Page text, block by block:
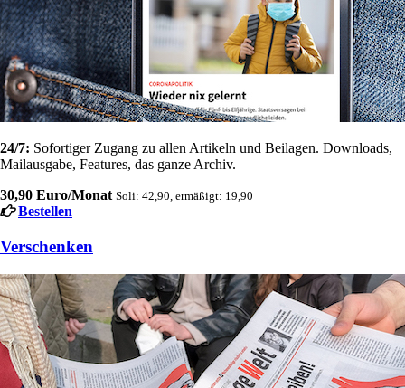
24/7: Sofortiger Zugang zu allen Artikeln und Beilagen. Downloads,
Mailausgabe, Features, das ganze Archiv.
30,90 Euro/Monat Soli: 42,90, ermäßigt: 19,90
Bestellen
Verschenken